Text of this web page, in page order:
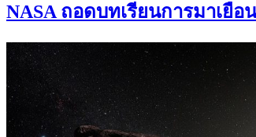
NASA ถอดบทเรียนการมาเยื